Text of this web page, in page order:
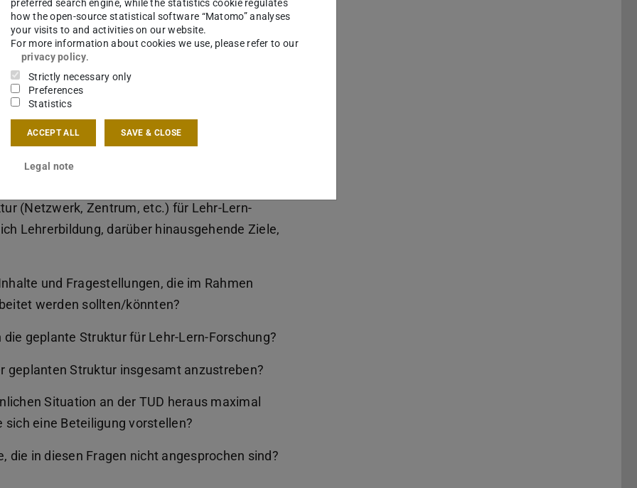
vorgelegt werden kann. Dieses
und bzgl. seiner schrittweisen Umsetzung
geprüft werden.
von 9:00 -17:00 Uhr im Seminarraum des
12 (Campus TUD, Stadtmitte) statt.
(Netzwerk, Zentrum, etc.) für Lehr-Lern-
Lehrerbildung, darüber hinausgehende Ziele,
und Fragestellungen, die im Rahmen
werden sollten/könnten?
geplante Struktur für Lehr-Lern-Forschung?
geplanten Struktur insgesamt anzustreben?
Situation an der TUD heraus maximal
sich eine Beteiligung vorstellen?
die in diesen Fragen nicht angesprochen sind?
preferred search engine, while the statistics cookie regulates
how the open-source statistical software “Matomo” analyses
your visits to and activities on our website.
For more information about cookies we use, please refer to our
privacy policy.
Strictly necessary only
Preferences
Statistics
ACCEPT ALL SAVE & CLOSE
Legal note